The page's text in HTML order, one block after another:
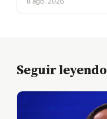
Seguir leyendo